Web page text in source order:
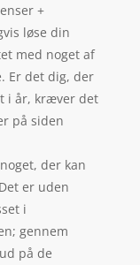
+
løse din
med noget af
Er det dig, der
i år, kræver det
på siden
der kan
er uden
i
gennem
på de